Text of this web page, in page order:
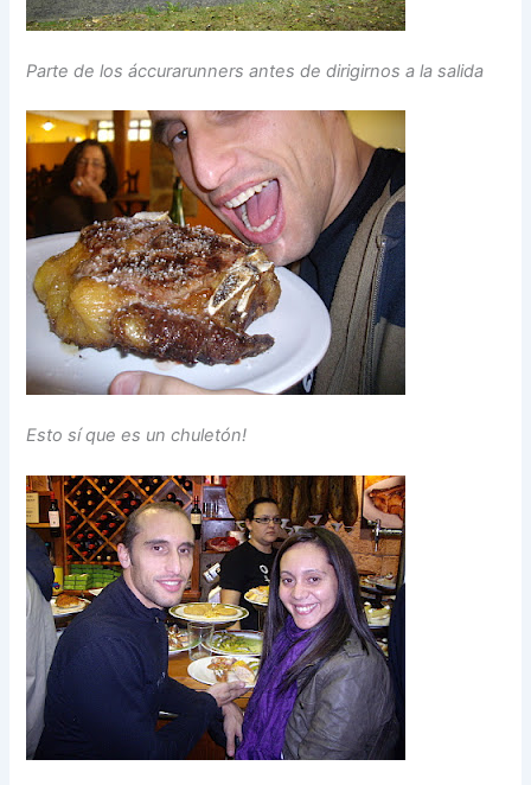
Parte de los áccurarunners antes de dirigirnos a la salida
Esto sí que es un chuletón!